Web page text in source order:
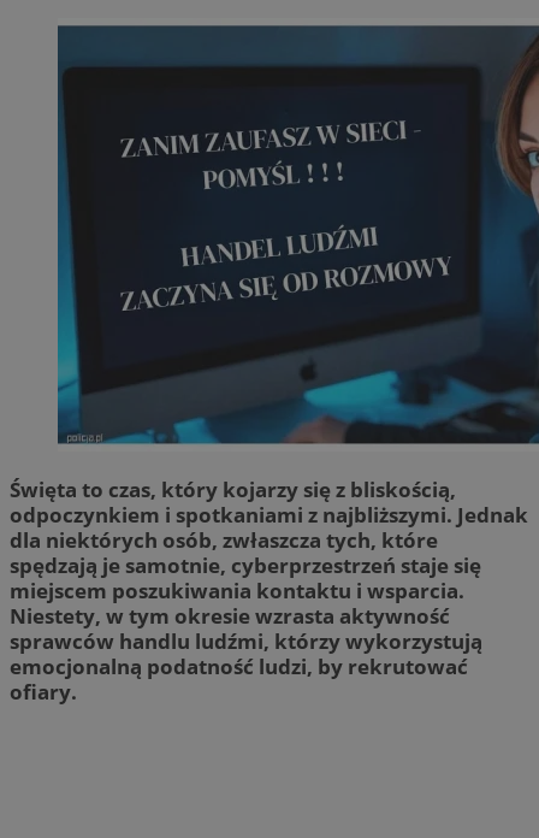
Święta to czas, który kojarzy się z bliskością,
odpoczynkiem i spotkaniami z najbliższymi. Jednak
dla niektórych osób, zwłaszcza tych, które
spędzają je samotnie, cyberprzestrzeń staje się
miejscem poszukiwania kontaktu i wsparcia.
Niestety, w tym okresie wzrasta aktywność
sprawców handlu ludźmi, którzy wykorzystują
emocjonalną podatność ludzi, by rekrutować
ofiary.